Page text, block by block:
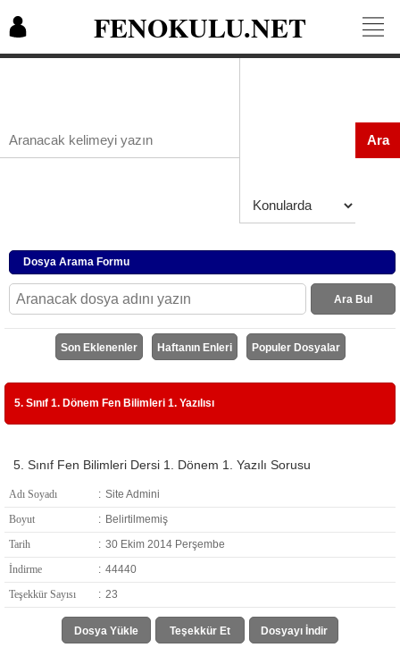
FENOKULU.NET
Ara
Dosya Arama Formu
Ara Bul
Son Eklenenler Haftanın Enleri Populer Dosyalar
5. Sınıf 1. Dönem Fen Bilimleri 1. Yazılısı
5. Sınıf Fen Bilimleri Dersi 1. Dönem 1. Yazılı Sorusu
Adı Soyadı : Site Admini
Boyut
: Belirtilmemiş
Tarih
: 30 Ekim 2014 Perşembe
İndirme
: 44440
Teşekkür Sayısı
: 23
Dosya Yükle Teşekkür Et Dosyayı İndir